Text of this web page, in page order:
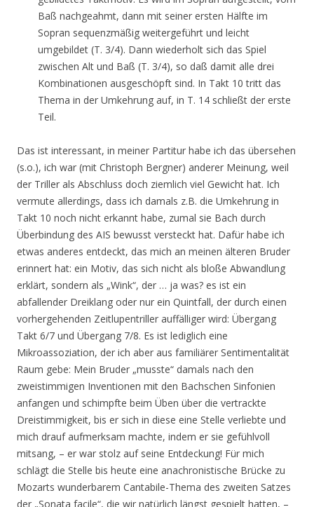
Baß nachgeahmt, dann mit seiner ersten Hälfte im
Sopran sequenzmäßig weitergeführt und leicht
umgebildet (T. 3/4). Dann wiederholt sich das Spiel
zwischen Alt und Baß (T. 3/4), so daß damit alle drei
Kombinationen ausgeschöpft sind. In Takt 10 tritt das
Thema in der Umkehrung auf, in T. 14 schließt der erste
Teil.
Das ist interessant, in meiner Partitur habe ich das übersehen
(s.o.), ich war (mit Christoph Bergner) anderer Meinung, weil
der Triller als Abschluss doch ziemlich viel Gewicht hat. Ich
vermute allerdings, dass ich damals z.B. die Umkehrung in
Takt 10 noch nicht erkannt habe, zumal sie Bach durch
Überbindung des AIS bewusst versteckt hat. Dafür habe ich
etwas anderes entdeckt, das mich an meinen älteren Bruder
erinnert hat: ein Motiv, das sich nicht als bloße Abwandlung
erklärt, sondern als „Wink“, der … ja was? es ist ein
abfallender Dreiklang oder nur ein Quintfall, der durch einen
vorhergehenden Zeitlupentriller auffälliger wird: Übergang
Takt 6/7 und Übergang 7/8. Es ist lediglich eine
Mikroassoziation, der ich aber aus familiärer Sentimentalität
Raum gebe: Mein Bruder „musste“ damals nach den
zweistimmigen Inventionen mit den Bachschen Sinfonien
anfangen und schimpfte beim Üben über die vertrackte
Dreistimmigkeit, bis er sich in diese eine Stelle verliebte und
mich drauf aufmerksam machte, indem er sie gefühlvoll
mitsang, – er war stolz auf seine Entdeckung! Für mich
schlägt die Stelle bis heute eine anachronistische Brücke zu
Mozarts wunderbarem Cantabile-Thema des zweiten Satzes
der „Sonata facile“, die wir natürlich längst gespielt hatten, –